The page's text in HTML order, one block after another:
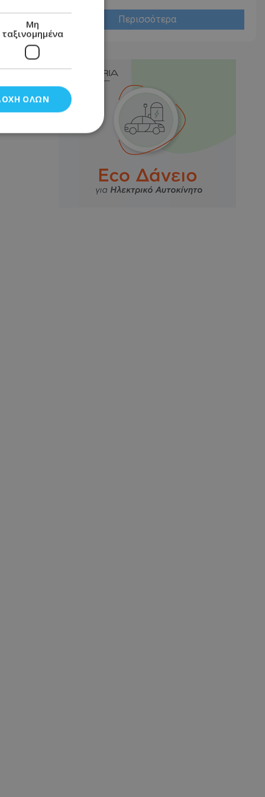
Περισσότερα
Μη
ταξινομημένα
ΌΛΩΝ
το
του χρήστη
και
σύμφωνα με τον
των
από το
χρήστης
ιστότοπο και
που μπορεί να
χρήστης πριν
λόγω ιστότοπο.
ανθρώπων
επωφελές
προκειμένου να
σχετικά με
τους.
ανθρώπων
είναι επωφελές
σχετικά με
τους.
με τον τρόπο